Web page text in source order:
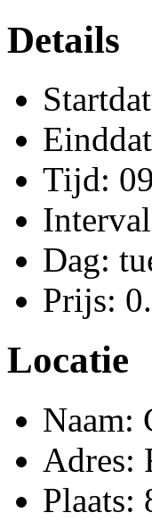
Details
Tijd:
Dag:
Prijs:
Locatie
Naam:
Adres:
Plaats: